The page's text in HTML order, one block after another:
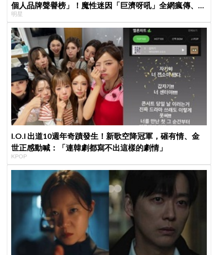
個人品牌聲譽榜」！魔性迷因「巨濟呀吼」全網瘋傳、逆
襲Melon第一
明星
I.O.I 出道10週年奇蹟發生！新歌空降冠軍，磪有情、金
世正感動喊：「連韓劇都寫不出這樣的劇情」
KPOP